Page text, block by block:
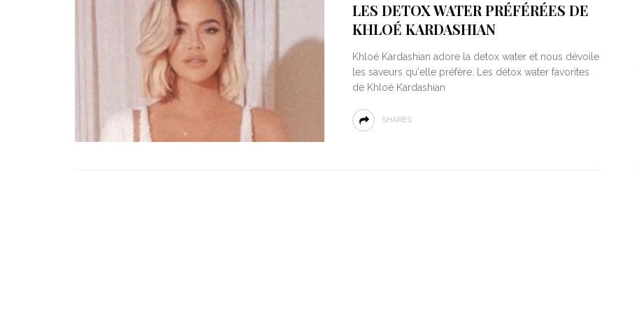
LES DETOX WATER PRÉFÉRÉES DE
KHLOÉ KARDASHIAN
Khloé Kardashian adore la detox water et nous dévoile
les saveurs qu'elle préfère. Les détox water favorites
de Khloé Kardashian
SHARES